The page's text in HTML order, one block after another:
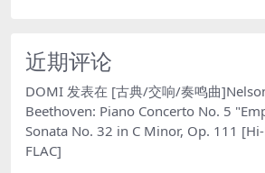
近期评论
DOMI 发表在 [古典/交响/奏鸣曲
Beethoven: Piano Concerto No. 5
Sonata No. 32 in C Minor, Op. 111
FLAC]